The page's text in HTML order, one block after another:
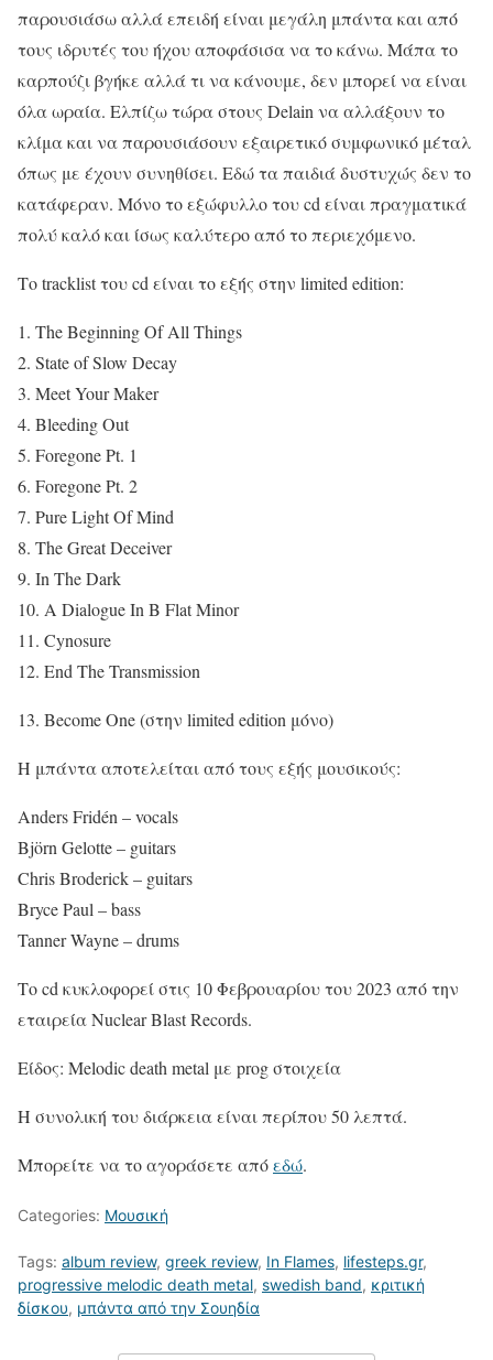
παρουσιάσω αλλά επειδή είναι μεγάλη μπάντα και από
τους ιδρυτές του ήχου αποφάσισα να το κάνω. Μάπα το
καρπούζι βγήκε αλλά τι να κάνουμε, δεν μπορεί να είναι
όλα ωραία. Ελπίζω τώρα στους Delain να αλλάξουν το
κλίμα και να παρουσιάσουν εξαιρετικό συμφωνικό μέταλ
όπως με έχουν συνηθίσει. Εδώ τα παιδιά δυστυχώς δεν το
κατάφεραν. Μόνο το εξώφυλλο του cd είναι πραγματικά
πολύ καλό και ίσως καλύτερο από το περιεχόμενο.
Το tracklist του cd είναι το εξής στην limited edition:
1. The Beginning Of All Things
2. State of Slow Decay
3. Meet Your Maker
4. Bleeding Out
5. Foregone Pt. 1
6. Foregone Pt. 2
7. Pure Light Of Mind
8. The Great Deceiver
9. In The Dark
10. A Dialogue In B Flat Minor
11. Cynosure
12. End The Transmission
13. Become One​ (στην limited edition μόνο)
Η μπάντα αποτελείται από τους εξής μουσικούς:
Anders Fridén – vocals
Björn Gelotte – guitars
Chris Broderick – guitars
Bryce Paul – bass
Tanner Wayne – drums​
Το cd κυκλοφορεί στις 10 Φεβρουαρίου του 2023 από την
εταιρεία Nuclear Blast Records.
Είδος: Melodic death metal με prog στοιχεία
Η συνολική του διάρκεια είναι περίπου 50 λεπτά.
Μπορείτε να το αγοράσετε απόεδώ.
Categories: Μουσική
Tags: album review, greek review, In Flames, lifesteps.gr,
progressive melodic death metal, swedish band, κριτική
δίσκου, μπάντα από την Σουηδία